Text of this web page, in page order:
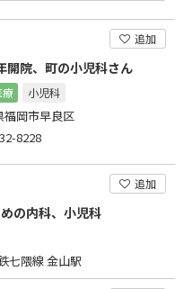
追加
開院、町の小児科さん
療 小児科
福岡市早良区
8228
追加
の内科、小児科
七隈線 金山駅